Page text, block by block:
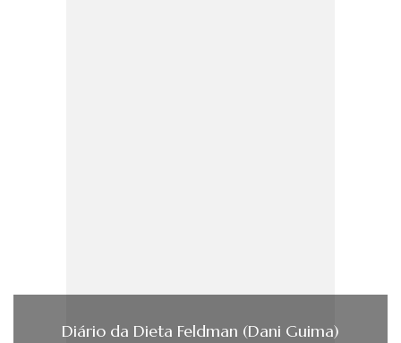
Diário da Dieta Feldman (Dani Guima)